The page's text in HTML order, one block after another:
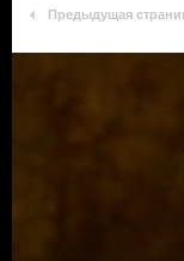
Предыдущая